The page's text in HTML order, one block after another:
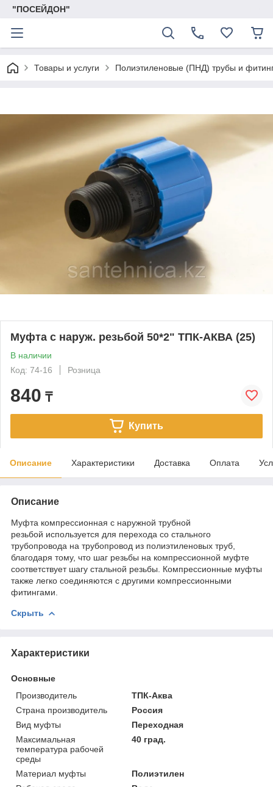
"ПОСЕЙДОН"
Товары и услуги Полиэтиленовые (ПНД) трубы и
Муфта с наруж. резьбой 50*2" ТПК-АКВА (25)
В наличии
Код: 74-16
Розница
840 ₸
Купить
Описание Характеристики Доставка Оплата
Описание
Муфта компрессионная с наружной трубной
резьбой используется для перехода со стального
трубопровода на трубопровод из полиэтиленовых труб,
благодаря тому, что шаг резьбы на компрессионной муфте
соответствует шагу стальной резьбы. Компрессионные муфты
также легко соединяются с другими компрессионными
фитингами.
Скрыть
Характеристики
Основные
Производитель
ТПК-Аква
Страна производитель
Россия
Вид муфты
Переходная
Максимальная
температура рабочей
среды
40 град.
Материал муфты
Полиэтилен